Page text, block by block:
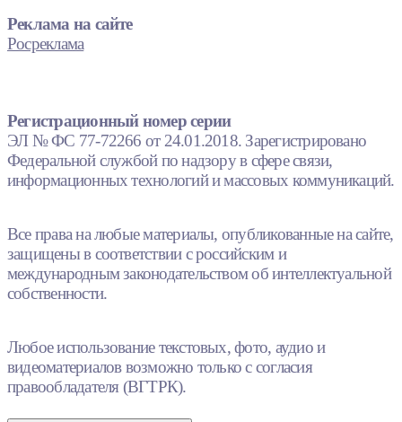
Реклама на сайте
Росреклама
Регистрационный номер серии
ЭЛ № ФС 77-72266 от 24.01.2018. Зарегистрировано
Федеральной службой по надзору в сфере связи,
информационных технологий и массовых коммуникаций.
Все права на любые материалы, опубликованные на сайте,
защищены в соответствии с российским и
международным законодательством об интеллектуальной
собственности.
Любое использование текстовых, фото, аудио и
видеоматериалов возможно только с согласия
правообладателя (ВГТРК).